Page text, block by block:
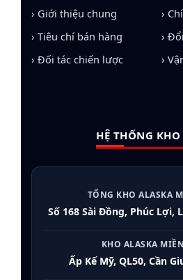
ngặt trước khi xuất kho:
Tủ đông Alaska
Đa dạng
đình đến 1200L cho nhà
thu cho cửa hàng.
Cây nước nóng lạnh:
minh, an toàn tuyệt đối cho
Điều hòa Alaska:Giải pháp
Tủ ướp rượu vang Bảo
› Giới thiệu chung
› Tiêu chí bán hàng
› Đối tác chiến lược
›
›
›
HỆ THỐNG
TỔNG KHO ALASKA
Số 168 Sài Đồng, Phúc Lợi,
KHO ALASKA
Ấp Kế Mỹ, QL50, Cần